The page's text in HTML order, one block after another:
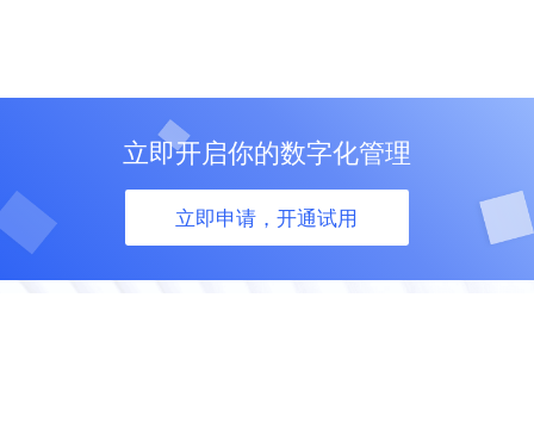
立即开启你的数字化管理
立即申请，开通试用